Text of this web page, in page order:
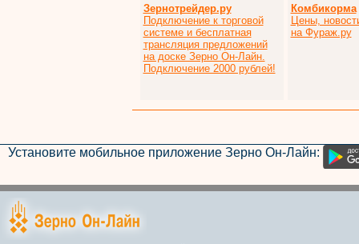
Зернотрейдер.ру
Подключение к торговой
системе и бесплатная
трансляция предложений
на доске Зерно Он-Лайн.
Подключение 2000 рублей!
Комбикорма
Цены,
на Фураж.ру
Установите мобильное приложение Зерно Он-Лайн: